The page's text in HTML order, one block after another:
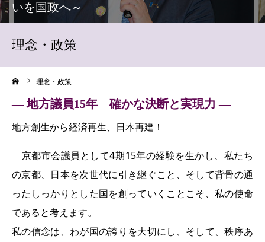
いを国政へ～
理念・政策
理念・政策
― 地方議員15年 確かな決断と実現力 ―
地方創生から経済再生、日本再建！
京都市会議員として4期15年の経験を生かし、私たち
の京都、日本を次世代に引き継ぐこと、そして背骨の通
ったしっかりとした国を創っていくことこそ、私の使命
であると考えます。
私の信念は、わが国の誇りを大切にし、そして、秩序あ
党員募集のお願い
お問い合わせ